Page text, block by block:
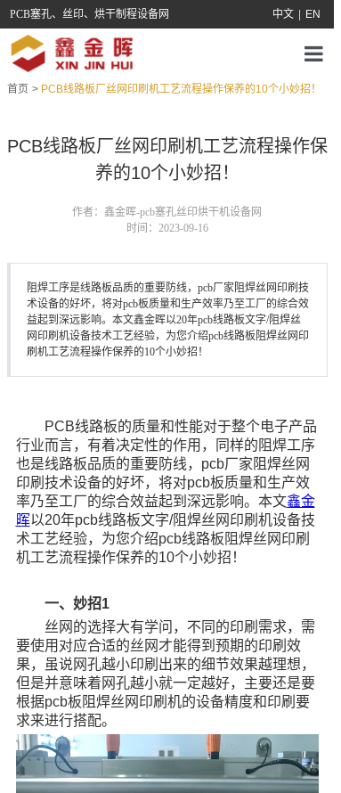
中文 EN
PCB塞孔、丝印、烘干制程设备网
首页
关于我们
新闻中心
联系鑫金晖
首页 > PCB线路板厂丝网印刷机工艺流程操作保养的10个小妙招！
PCB线路板厂丝网印刷机工艺流程操作保
养的10个小妙招！
作者：鑫金晖-pcb塞孔丝印烘干机设备网
时间：2023-09-16
阻焊工序是线路板品质的重要防线，pcb厂家阻焊丝网印刷技
术设备的好坏，将对pcb板质量和生产效率乃至工厂的综合效
益起到深远影响。本文鑫金晖以20年pcb线路板文字/阻焊丝
网印刷机设备技术工艺经验，为您介绍pcb线路板阻焊丝网印
刷机工艺流程操作保养的10个小妙招！
PCB线路板的质量和性能对于整个电子产品
行业而言，有着决定性的作用，同样的阻焊工序
也是线路板品质的重要防线，pcb厂家阻焊丝网
印刷技术设备的好坏，将对pcb板质量和生产效
率乃至工厂的综合效益起到深远影响。本文鑫金
晖以20年pcb线路板文字/阻焊丝网印刷机设备技
术工艺经验，为您介绍pcb线路板阻焊丝网印刷
机工艺流程操作保养的10个小妙招！
一、妙招1
丝网的选择大有学问，不同的印刷需求，需
要使用对应合适的丝网才能得到预期的印刷效
果，虽说网孔越小印刷出来的细节效果越理想，
但是并意味着网孔越小就一定越好，主要还是要
根据pcb板阻焊丝网印刷机的设备精度和印刷要
求来进行搭配。